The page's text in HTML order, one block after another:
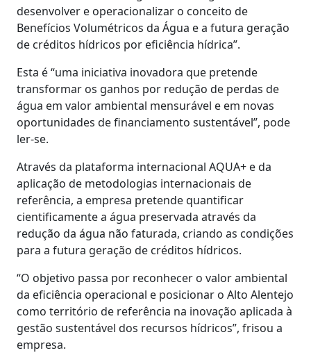
desenvolver e operacionalizar o conceito de
Benefícios Volumétricos da Água e a futura geração
de créditos hídricos por eficiência hídrica”.
Esta é “uma iniciativa inovadora que pretende
transformar os ganhos por redução de perdas de
água em valor ambiental mensurável e em novas
oportunidades de financiamento sustentável”, pode
ler-se.
Através da plataforma internacional AQUA+ e da
aplicação de metodologias internacionais de
referência, a empresa pretende quantificar
cientificamente a água preservada através da
redução da água não faturada, criando as condições
para a futura geração de créditos hídricos.
“O objetivo passa por reconhecer o valor ambiental
da eficiência operacional e posicionar o Alto Alentejo
como território de referência na inovação aplicada à
gestão sustentável dos recursos hídricos”, frisou a
empresa.